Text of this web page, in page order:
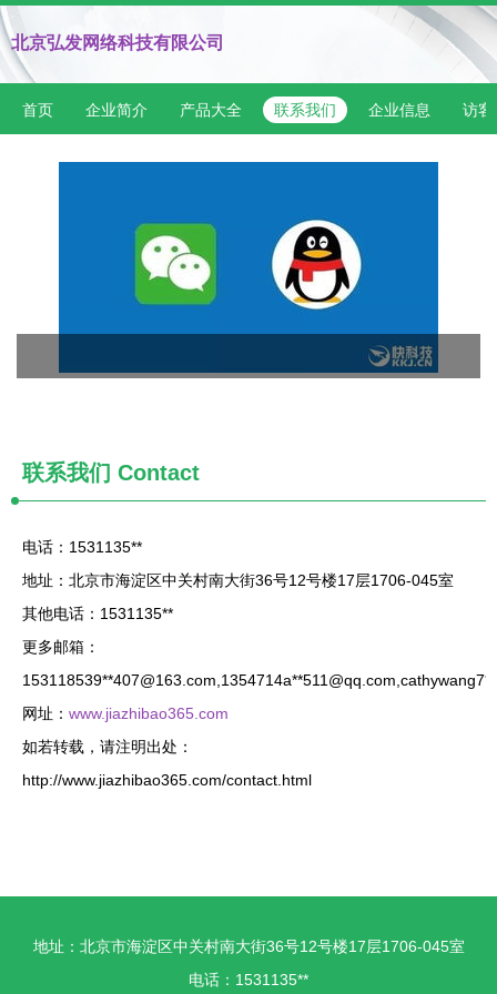
北京弘发网络科技有限公司
首页 企业简介 产品大全 联系我们 企业信息 访客
联系我们 Contact
电话：1531135**
地址：北京市海淀区中关村南大街36号12号楼17层1706-045室
其他电话：1531135**
更多邮箱：
153118539**407@163.com ,1354714a**511@qq.com ,cathywang7**
网址： www.jiazhibao365.com
如若转载，请注明出处：
http://www.jiazhibao365.com/contact.html
地址：北京市海淀区中关村南大街36号12号楼17层1706-045室
电话：1531135**